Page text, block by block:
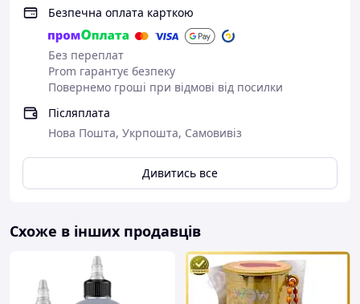
Безпечна оплата карткою
Без переплат
Prom гарантує безпеку
Повернемо гроші при відмові від посилки
Післяплата
Нова Пошта, Укрпошта, Самовивіз
Дивитись все
Схоже в інших продавців